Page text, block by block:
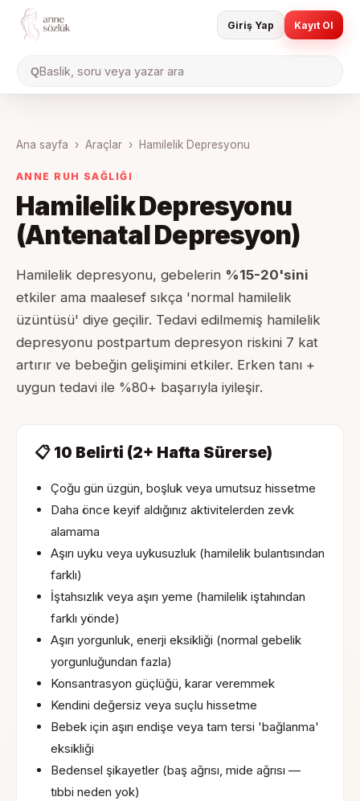
QBaslik, soru veya yazar ara
Giriş Yap Kayıt Ol
Ana sayfa › Araçlar › Hamilelik Depresyonu
ANNE RUH SAĞLIĞI
Hamilelik Depresyonu
(Antenatal Depresyon)
Hamilelik depresyonu, gebelerin %15-20'sini
etkiler ama maalesef sıkça 'normal hamilelik
üzüntüsü' diye geçilir. Tedavi edilmemiş hamilelik
depresyonu postpartum depresyon riskini 7 kat
artırır ve bebeğin gelişimini etkiler. Erken tanı +
uygun tedavi ile %80+ başarıyla iyileşir.
📋 10 Belirti (2+ Hafta Sürerse)
Çoğu gün üzgün, boşluk veya umutsuz hissetme
Daha önce keyif aldığınız aktivitelerden zevk
alamama
Aşırı uyku veya uykusuzluk (hamilelik bulantısından
farklı)
İştahsızlık veya aşırı yeme (hamilelik iştahından
farklı yönde)
Aşırı yorgunluk, enerji eksikliği (normal gebelik
yorgunluğundan fazla)
Konsantrasyon güçlüğü, karar veremmek
Kendini değersiz veya suçlu hissetme
Bebek için aşırı endişe veya tam tersi 'bağlanma'
eksikliği
Bedensel şikayetler (baş ağrısı, mide ağrısı —
tıbbi neden yok)